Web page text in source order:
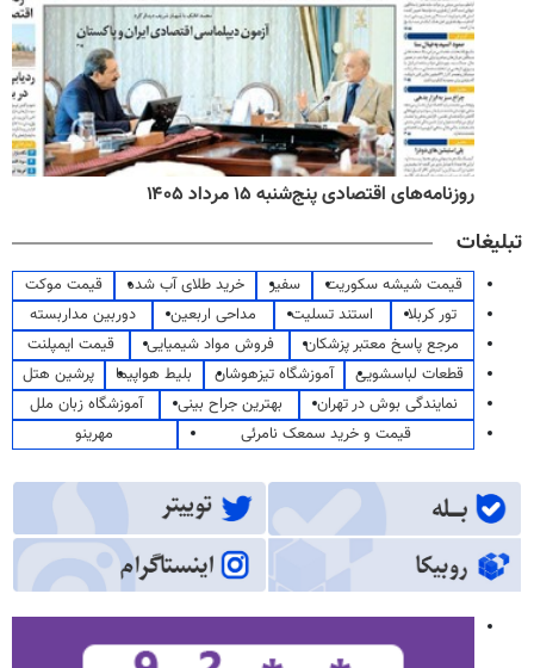
روزنامه‌های اقتصادی پنج‌شنبه ۱۵ مرداد ۱۴۰۵
تبلیغات
قیمت شیشه سکوریت سفیر خرید طلای آب شده
قیمت موکت
تور کربلا
استند تسلیت مداحی اربعین
دوربین مداربسته
مرجع پاسخ معتبر پزشکان
فروش مواد شیمیایی
قیمت ایمپلنت
قطعات لباسشویی
آموزشگاه تیزهوشان بلیط هواپیما
پرشین هتل
نمایندگی بوش در تهران
بهترین جراح بینی
آموزشگاه زبان ملل
قیمت و خرید سمعک نامرئی
مهرینو